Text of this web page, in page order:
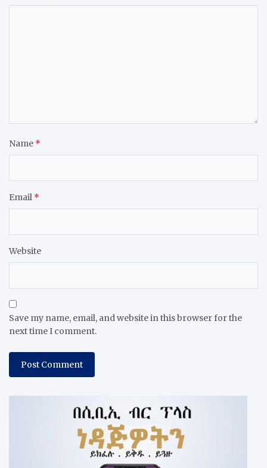
Name *
Email *
Website
Save my name, email, and website in this browser for the
next time I comment.